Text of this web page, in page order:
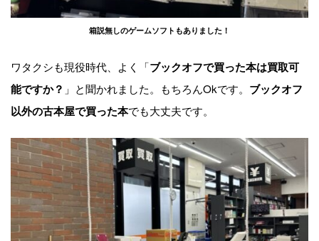
箱説無しのゲームソフトもありました！
ワタクシも現役時代、よく「ブックオフで買った本は買取可
能ですか？ 」と聞かれました。もちろんOkです。 ブックオフ
以外の古本屋で買った本でも大丈夫です。